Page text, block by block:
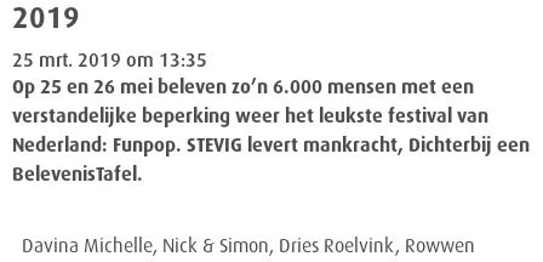
2019
25 mrt. 2019 om 13:35
Op 25 en 26 mei beleven zo’n 6.000 mensen met een
verstandelijke beperking weer het leukste festival van
Nederland: Funpop. STEVIG levert mankracht, Dichterbij een
BelevenisTafel.
Davina Michelle, Nick & Simon, Dries Roelvink, Rowwen